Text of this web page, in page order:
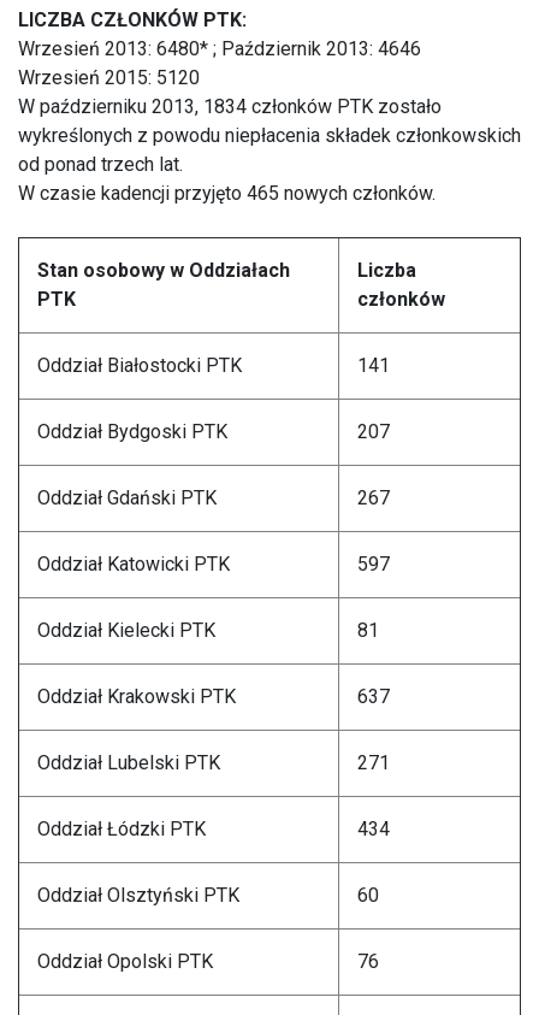
LICZBA CZŁONKÓW PTK:
Wrzesień 2013: 6480* ; Październik 2013: 4646
Wrzesień 2015: 5120
W październiku 2013, 1834 członków PTK zostało
wykreślonych z powodu niepłacenia składek członkowskich
od ponad trzech lat.
W czasie kadencji przyjęto 465 nowych członków.
Stan osobowy w Oddziałach
PTK
Liczba
członków
Oddział Białostocki PTK 141
Oddział Bydgoski PTK 207
Oddział Gdański PTK 267
Oddział Katowicki PTK 597
Oddział Kielecki PTK 81
Oddział Krakowski PTK 637
Oddział Lubelski PTK 271
Oddział Łódzki PTK 434
Oddział Olsztyński PTK 60
Oddział Opolski PTK 76